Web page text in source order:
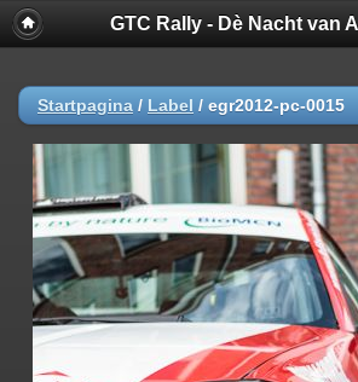
GTC Rally - Dè Nacht van
Startpagina / Label / egr2012-pc-0015